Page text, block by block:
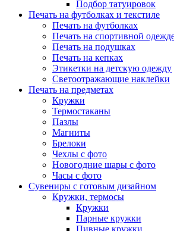
Подбор татуировок
Печать на футболках и текстиле
Печать на футболках
Печать на спортивной
Печать на подушках
Печать на кепках
Этикетки на детскую одежду
Светоотражающие наклейки
Печать на предметах
Кружки
Термостаканы
Пазлы
Магниты
Брелоки
Чехлы с фото
Новогодние шары с фото
Часы с фото
Сувениры с готовым дизайном
Кружки, термосы
Кружки
Парные кружки